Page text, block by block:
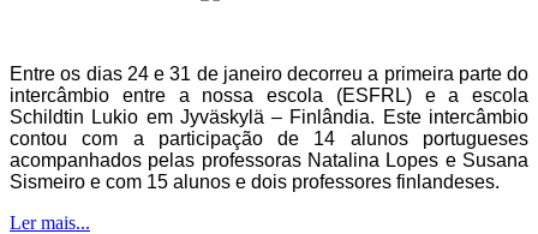
Entre os dias 24 e 31 de janeiro decorreu a primeira parte do
intercâmbio entre a nossa escola (ESFRL) e a escola
Schildtin Lukio em Jyväskylä – Finlândia. Este intercâmbio
contou com a participação de 14 alunos portugueses
acompanhados pelas professoras Natalina Lopes e Susana
Sismeiro e com 15 alunos e dois professores finlandeses.
Ler mais...